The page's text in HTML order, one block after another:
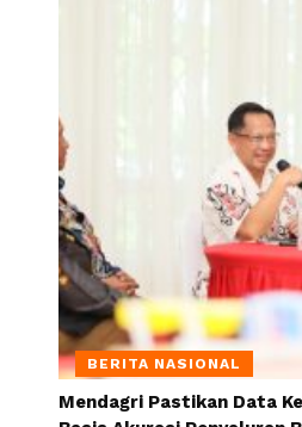
BERITA NASIONAL
Mendagri Pastikan Data